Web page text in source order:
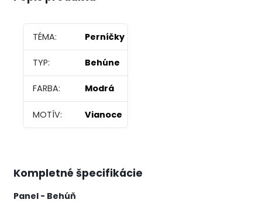
Kompletné špecifikácie
Panel - Behúň
TÉMA: Perníčky
TYP: Behúne
FARBA: Modrá
MOTÍV: Vianoce